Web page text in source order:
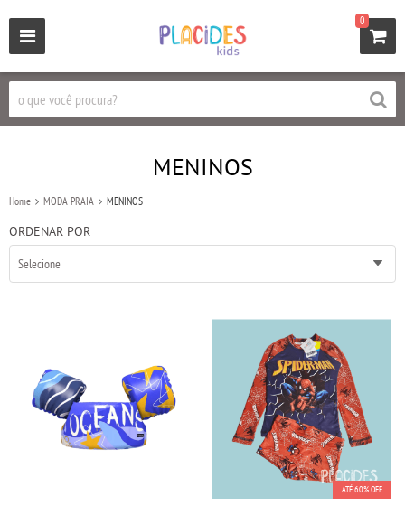
0
MENINOS
Home MODA PRAIA MENINOS
ORDENAR POR
Selecione
ATÉ 60% OFF